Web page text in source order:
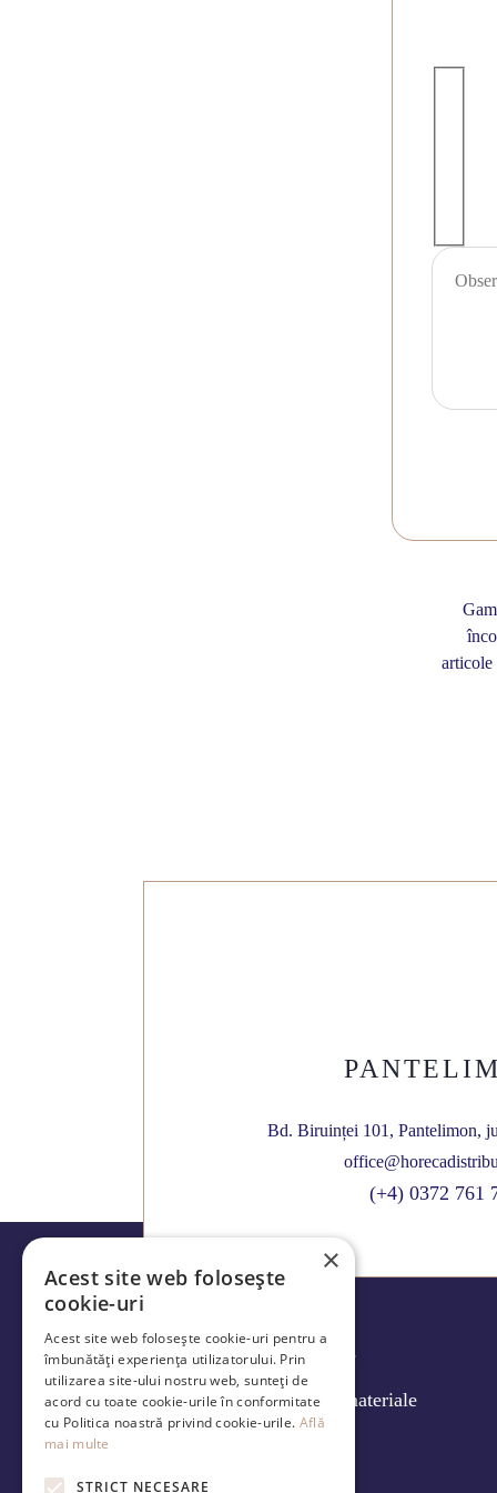
articole
Bd. Biruinței 101, Pantelimon,
(+4) 0372 761
Produse
Caracteristici materiale
×
Acest site web folosește
cookie-uri
Acest site web folosește cookie-uri pentru a
îmbunătăți experiența utilizatorului. Prin
utilizarea site-ului nostru web, sunteți de
acord cu toate cookie-urile în conformitate
cu Politica noastră privind cookie-urile. Află
mai multe
STRICT NECESARE